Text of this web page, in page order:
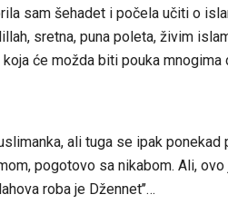
sam šehadet i počela učiti o
sretna, puna poleta, živim
će možda biti pouka
ali tuga se ipak
pogotovo sa nikabom. Ali, ovo
roba je Džennet’’…